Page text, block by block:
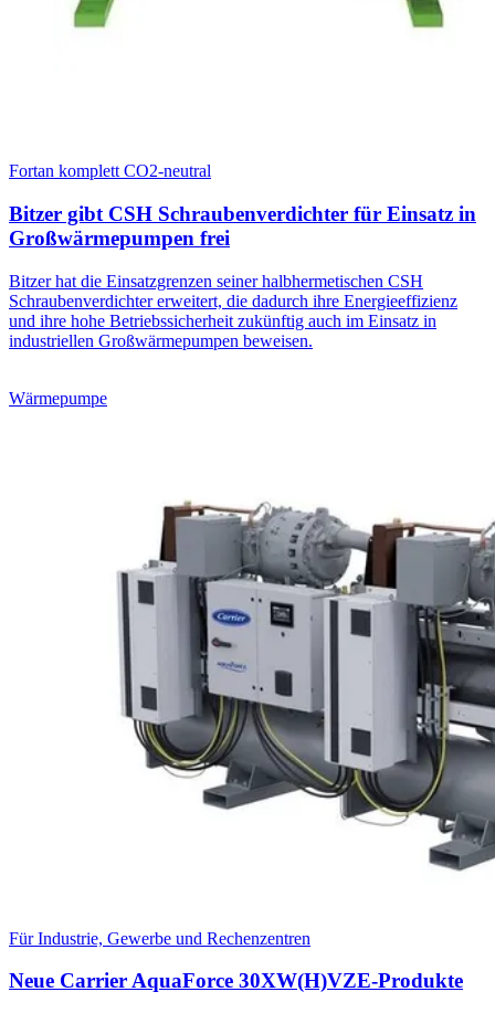
Fortan komplett CO2-neutral
Bitzer gibt CSH Schraubenverdichter für Einsatz in
Großwärmepumpen frei
Bitzer hat die Einsatzgrenzen seiner halbhermetischen CSH
Schraubenverdichter erweitert, die dadurch ihre Energieeffizienz
und ihre hohe Betriebssicherheit zukünftig auch im Einsatz in
industriellen Großwärmepumpen beweisen.
Wärmepumpe
Für Industrie, Gewerbe und Rechenzentren
Neue Carrier AquaForce 30XW(H)VZE-Produkte